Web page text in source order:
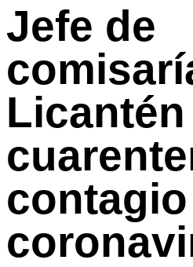
Jefe de
Licantén